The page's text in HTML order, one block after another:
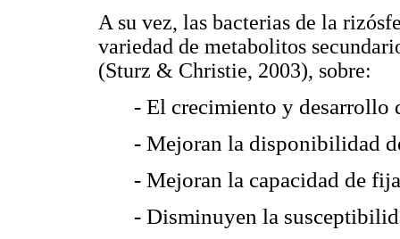
A su vez, las bacterias de la
variedad de metabolitos
(Sturz & Christie, 2003), sobre:
- El crecimiento y desarrollo
- Mejoran la disponibilidad
- Mejoran la capacidad de
- Disminuyen la